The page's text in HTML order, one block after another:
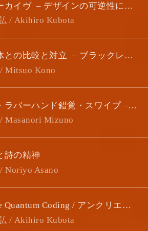
カイヴ
デザインの可逆性について
/ Akihiro Kubota
との比較と対立
​​ブラックレター素描 #2
Mitsuo Kono
カーソル・ラバーハンド錯覚・スワイプ – 「画面帰属感」がつくる自己を画面に帰属させたミニマルセルフ
Masanori Mizuno
詩の精神
Noriyo Asano
Uncreative Quantum Coding / アンクリエイティブ・量子コーディング
/ Akihiro Kubota